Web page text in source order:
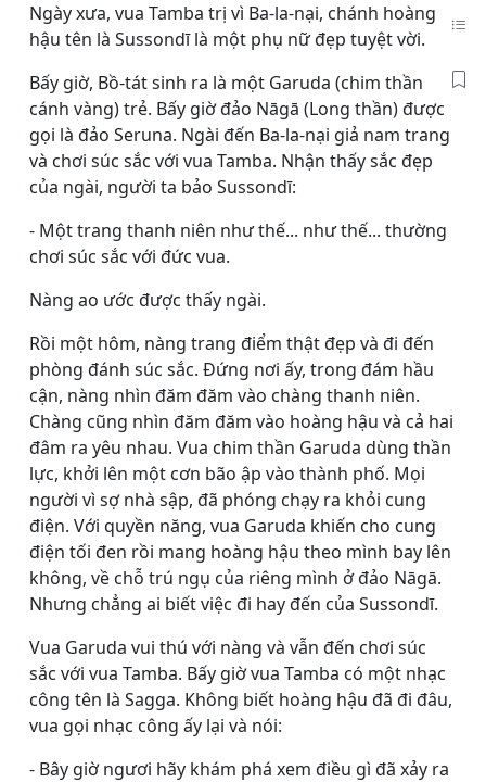
Ngày xưa, vua Tamba trị vì Ba-la-nại, chánh hoàng
hậu tên là Sussondī là một phụ nữ đẹp tuyệt vời.
Bấy giờ, Bồ-tát sinh ra là một Garuda (chim thần
cánh vàng) trẻ. Bấy giờ đảo Nāgā (Long thần) được
gọi là đảo Seruna. Ngài đến Ba-la-nại giả nam trang
và chơi súc sắc với vua Tamba. Nhận thấy sắc đẹp
của ngài, người ta bảo Sussondī:
- Một trang thanh niên như thế... như thế... thường
chơi súc sắc với đức vua.
Nàng ao ước được thấy ngài.
Rồi một hôm, nàng trang điểm thật đẹp và đi đến
phòng đánh súc sắc. Ðứng nơi ấy, trong đám hầu
cận, nàng nhìn đăm đăm vào chàng thanh niên.
Chàng cũng nhìn đăm đăm vào hoàng hậu và cả hai
đâm ra yêu nhau. Vua chim thần Garuda dùng thần
lực, khởi lên một cơn bão ập vào thành phố. Mọi
người vì sợ nhà sập, đã phóng chạy ra khỏi cung
điện. Với quyền năng, vua Garuda khiến cho cung
điện tối đen rồi mang hoàng hậu theo mình bay lên
không, về chỗ trú ngụ của riêng mình ở đảo Nāgā.
Nhưng chẳng ai biết việc đi hay đến của Sussondī.
Vua Garuda vui thú với nàng và vẫn đến chơi súc
sắc với vua Tamba. Bấy giờ vua Tamba có một nhạc
công tên là Sagga. Không biết hoàng hậu đã đi đâu,
vua gọi nhạc công ấy lại và nói:
- Bây giờ ngươi hãy khám phá xem điều gì đã xảy ra